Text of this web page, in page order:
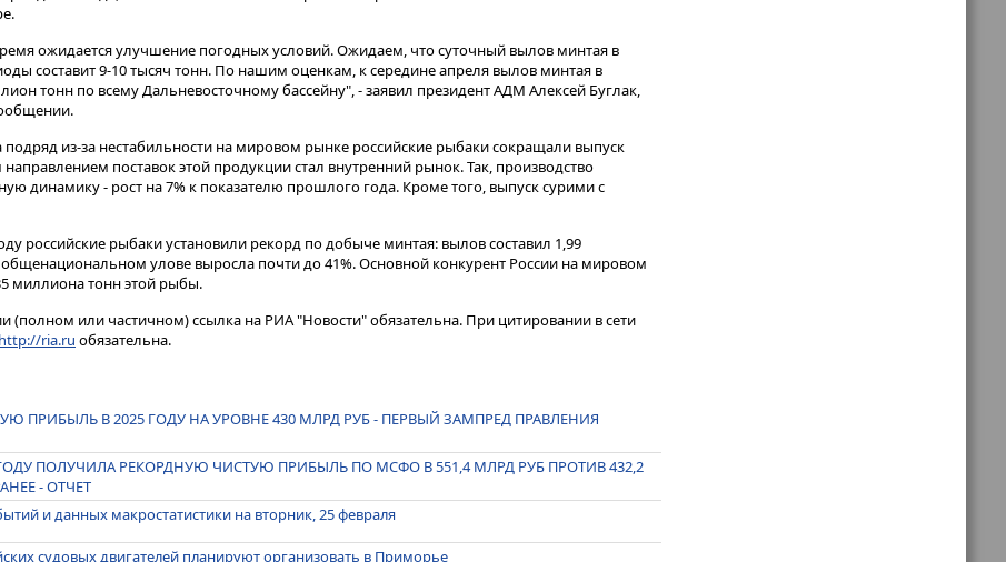
ожидается улучшение погодных условий. Ожидаем, что суточный вылов минтая в
составит 9-10 тысяч тонн. По нашим оценкам, к середине апреля вылов минтая в
тонн по всему Дальневосточному бассейну", - заявил президент АДМ Алексей Буглак,
подряд из-за нестабильности на мировом рынке российские рыбаки сокращали выпуск
поставок этой продукции стал внутренний рынок. Так, производство
динамику - рост на 7% к показателю прошлого года. Кроме того, выпуск сурими с
российские рыбаки установили рекорд по добыче минтая: вылов составил 1,99
улове выросла почти до 41%. Основной конкурент России на мировом
миллиона тонн этой рыбы.
(полном или частичном) ссылка на РИА "Новости" обязательна. При цитировании в сети
http://ria.ru обязательна.
ПРИБЫЛЬ В 2025 ГОДУ НА УРОВНЕ 430 МЛРД РУБ - ПЕРВЫЙ ЗАМПРЕД ПРАВЛЕНИЯ
ГОДУ ПОЛУЧИЛА РЕКОРДНУЮ ЧИСТУЮ ПРИБЫЛЬ ПО МСФО В 551,4 МЛРД РУБ ПРОТИВ 432,2
- ОТЧЕТ
и данных макростатистики на вторник, 25 февраля
судовых двигателей планируют организовать в Приморье